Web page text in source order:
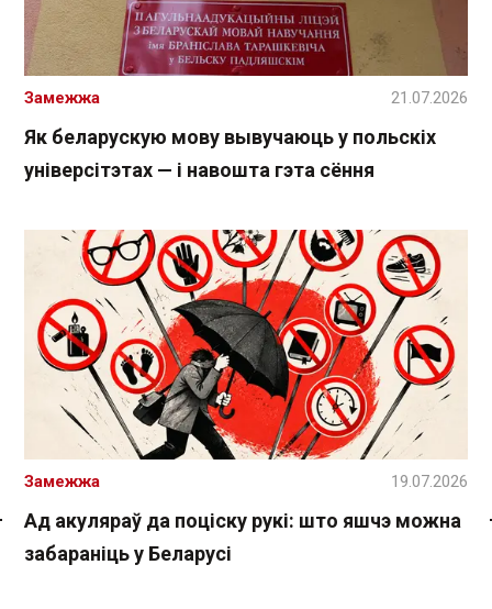
Спасылка без VPN
Як беларускую мову вывучаюць у польскіх
універсітэтах — і навошта гэта сёння
Замежжа 21.07.2026
Ад акуляраў да поціску рукі: што яшчэ можна
забараніць у Беларусі
Замежжа 19.07.2026